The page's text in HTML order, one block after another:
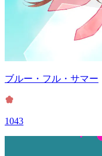
ブルー・フル・サマー
1043